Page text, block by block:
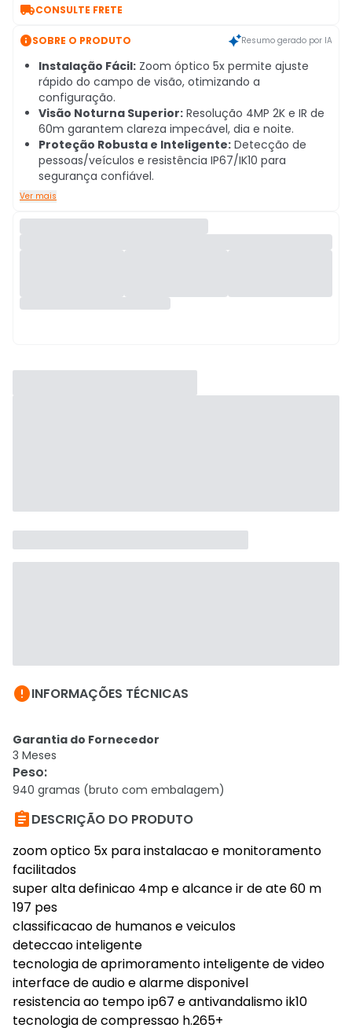
CONSULTE FRETE
SOBRE O PRODUTO Resumo gerado por IA
Instalação Fácil: Zoom óptico 5x permite ajuste
rápido do campo de visão, otimizando a
configuração.
Visão Noturna Superior: Resolução 4MP 2K e IR de
60m garantem clareza impecável, dia e noite.
Proteção Robusta e Inteligente: Detecção de
pessoas/veículos e resistência IP67/IK10 para
segurança confiável.
Ver mais
INFORMAÇÕES TÉCNICAS
Garantia do Fornecedor
3 Meses
Peso:
940 gramas (bruto com embalagem)
DESCRIÇÃO DO PRODUTO
zoom optico 5x para instalacao e monitoramento
facilitados
super alta definicao 4mp e alcance ir de ate 60 m
197 pes
classificacao de humanos e veiculos
deteccao inteligente
tecnologia de aprimoramento inteligente de video
interface de audio e alarme disponivel
resistencia ao tempo ip67 e antivandalismo ik10
tecnologia de compressao h.265+